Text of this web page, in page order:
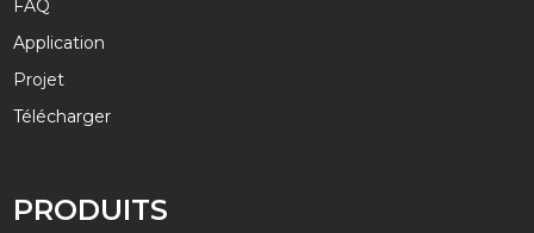
FAQ
Application
Projet
Télécharger
PRODUITS